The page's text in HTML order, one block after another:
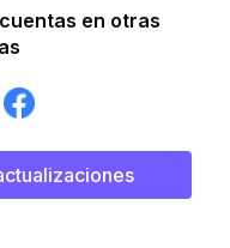
en otras